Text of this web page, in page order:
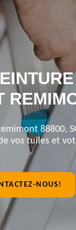
88800,
vos tuiles et
NOUS!